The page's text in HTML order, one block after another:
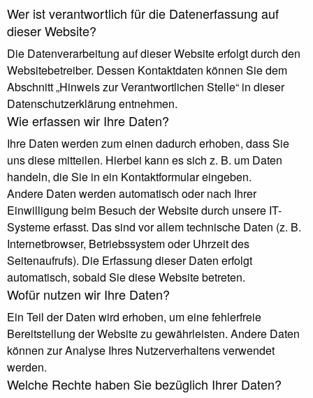
Wer ist verantwortlich für die Datenerfassung auf
dieser Website?
Die Datenverarbeitung auf dieser Website erfolgt durch den
Websitebetreiber. Dessen Kontaktdaten können Sie dem
Abschnitt „Hinweis zur Verantwortlichen Stelle“ in dieser
Datenschutzerklärung entnehmen.
Wie erfassen wir Ihre Daten?
Ihre Daten werden zum einen dadurch erhoben, dass Sie
uns diese mitteilen. Hierbei kann es sich z. B. um Daten
handeln, die Sie in ein Kontaktformular eingeben.
Andere Daten werden automatisch oder nach Ihrer
Einwilligung beim Besuch der Website durch unsere IT-
Systeme erfasst. Das sind vor allem technische Daten (z. B.
Internetbrowser, Betriebssystem oder Uhrzeit des
Seitenaufrufs). Die Erfassung dieser Daten erfolgt
automatisch, sobald Sie diese Website betreten.
Wofür nutzen wir Ihre Daten?
Ein Teil der Daten wird erhoben, um eine fehlerfreie
Bereitstellung der Website zu gewährleisten. Andere Daten
können zur Analyse Ihres Nutzerverhaltens verwendet
werden.
Welche Rechte haben Sie bezüglich Ihrer Daten?